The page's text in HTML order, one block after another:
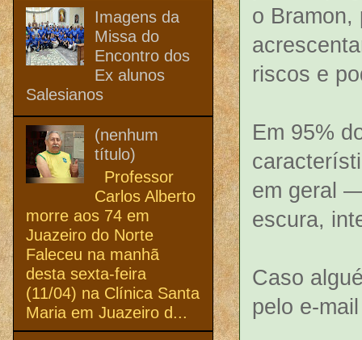
o Bramon,
riscos e
Em 95%
em geral
escura,
Caso
pelo e-
Imagens da
Missa do
Encontro dos
Ex alunos
Salesianos
(nenhum
título)
Professor
Carlos Alberto
morre aos 74 em
Juazeiro do Norte
Faleceu na manhã
desta sexta-feira
(11/04) na Clínica Santa
Maria em Juazeiro d...